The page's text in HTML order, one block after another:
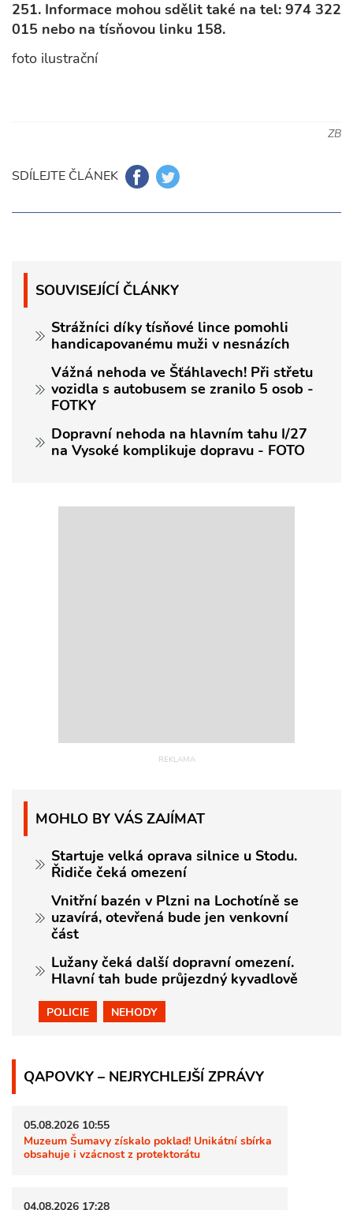
251. Informace mohou sdělit také na tel: 974 322
015 nebo na tísňovou linku 158.
foto ilustrační
ZB
SDÍLEJTE ČLÁNEK
SOUVISEJÍCÍ ČLÁNKY
Strážníci díky tísňové lince pomohli
handicapovanému muži v nesnázích
Vážná nehoda ve Šťáhlavech! Při střetu
vozidla s autobusem se zranilo 5 osob -
FOTKY
Dopravní nehoda na hlavním tahu I/27
na Vysoké komplikuje dopravu - FOTO
MOHLO BY VÁS ZAJÍMAT
Startuje velká oprava silnice u Stodu.
Řidiče čeká omezení
Vnitřní bazén v Plzni na Lochotíně se
uzavírá, otevřená bude jen venkovní
část
Lužany čeká další dopravní omezení.
Hlavní tah bude průjezdný kyvadlově
POLICIE NEHODY
QAPOVKY – NEJRYCHLEJŠÍ ZPRÁVY
05.08.2026 10:55
Muzeum Šumavy získalo poklad! Unikátní sbírka
obsahuje i vzácnost z protektorátu
04.08.2026 17:28